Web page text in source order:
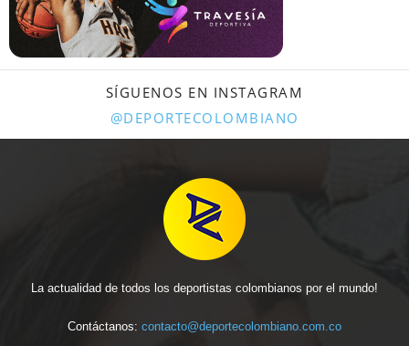
SÍGUENOS EN INSTAGRAM
@DEPORTECOLOMBIANO
La actualidad de todos los deportistas colombianos por el mundo!
Contáctanos: contacto@deportecolombiano.com.co